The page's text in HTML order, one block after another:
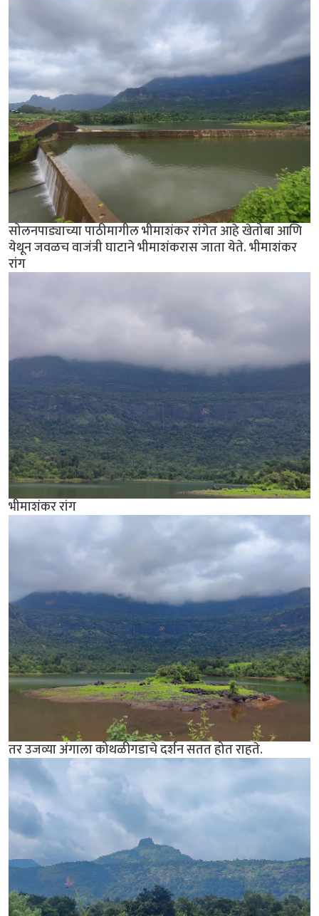
सोलनपाड्याच्या पाठीमागील भीमाशंकर रांगेत आहे खेतोबा आणि
येथून जवळच वाजंत्री घाटाने भीमाशंकरास जाता येते. भीमाशंकर
रांग
भीमाशंकर रांग
तर उजव्या अंगाला कोथळीगडाचे दर्शन सतत होत राहते.